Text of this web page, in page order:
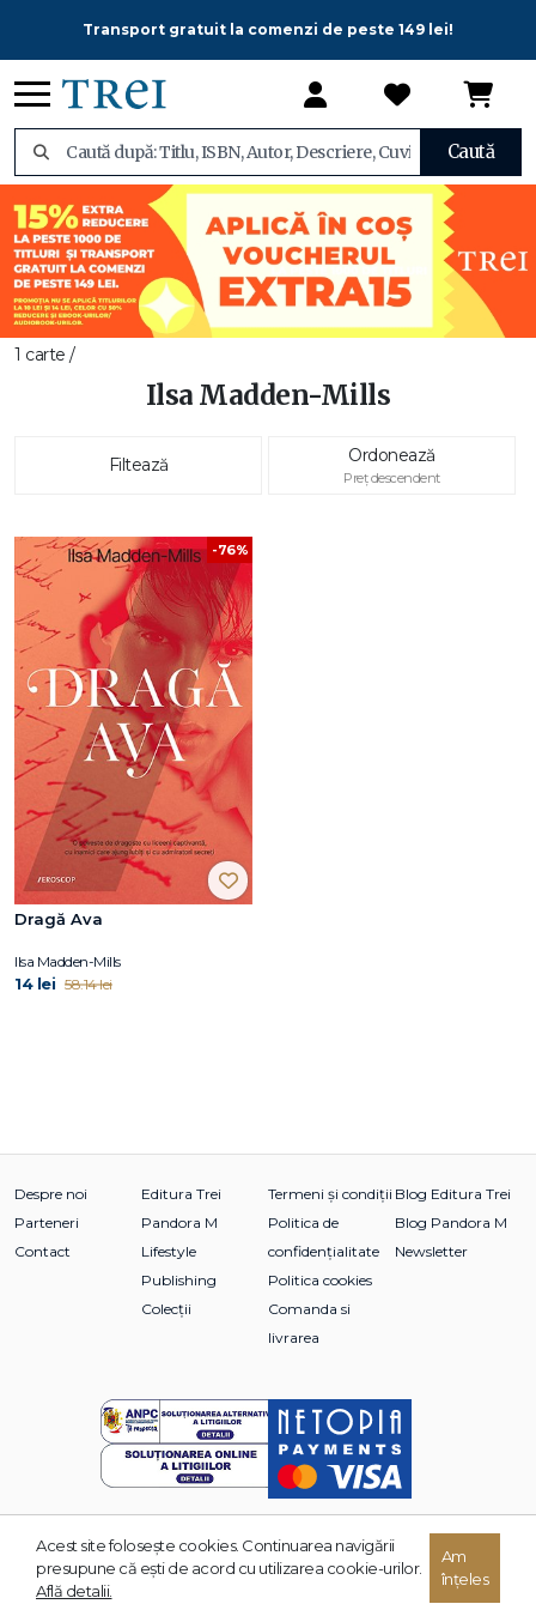
Transport gratuit la comenzi de peste 149 lei!
Caută
1 carte /
Ilsa Madden-Mills
Filtează Ordonează
Preț descendent
-76%
Dragă Ava
Ilsa Madden-Mills
14 lei 58.14 lei
Despre noi
Parteneri
Contact
Editura Trei
Pandora M
Lifestyle
Publishing
Colecții
Termeni și condiții
Politica de
confidențialitate
Politica cookies
Comanda si
livrarea
Blog Editura Trei
Blog Pandora M
Newsletter
© 2026 Grupul Editorial TREI. Toate drepturile rezervate.
Acest site foloseşte cookies. Continuarea navigării
presupune că eşti de acord cu utilizarea cookie-urilor.
Află detalii.
Am
înțeles